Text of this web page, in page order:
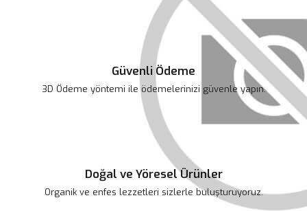
Gönder
Güvenli Ödeme
3D Ödeme yöntemi ile ödemelerinizi güvenle yapın.
Doğal ve Yöresel Ürünler
Organik ve enfes lezzetleri sizlerle buluşturuyoruz.